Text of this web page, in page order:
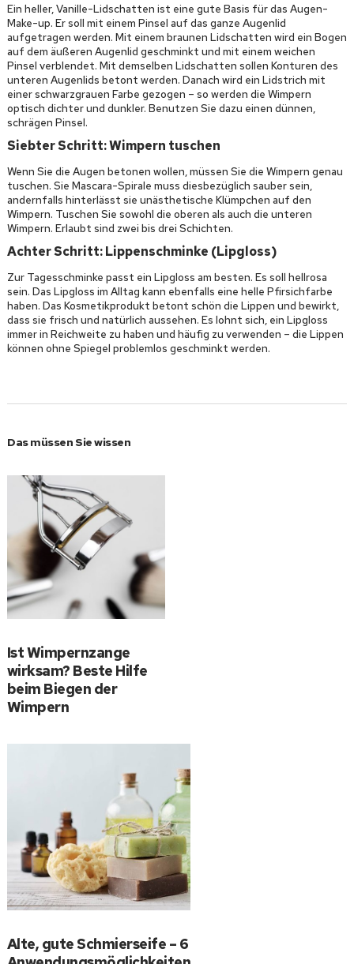
Ein heller, Vanille-Lidschatten ist eine gute Basis für das Augen-
Make-up. Er soll mit einem Pinsel auf das ganze Augenlid
aufgetragen werden. Mit einem braunen Lidschatten wird ein Bogen
auf dem äußeren Augenlid geschminkt und mit einem weichen
Pinsel verblendet. Mit demselben Lidschatten sollen Konturen des
unteren Augenlids betont werden. Danach wird ein Lidstrich mit
einer schwarzgrauen Farbe gezogen – so werden die Wimpern
optisch dichter und dunkler. Benutzen Sie dazu einen dünnen,
schrägen Pinsel.
Siebter Schritt: Wimpern tuschen
Wenn Sie die Augen betonen wollen, müssen Sie die Wimpern genau
tuschen. Sie Mascara-Spirale muss diesbezüglich sauber sein,
andernfalls hinterlässt sie unästhetische Klümpchen auf den
Wimpern. Tuschen Sie sowohl die oberen als auch die unteren
Wimpern. Erlaubt sind zwei bis drei Schichten.
Achter Schritt: Lippenschminke (Lipgloss)
Zur Tagesschminke passt ein Lipgloss am besten. Es soll hellrosa
sein. Das Lipgloss im Alltag kann ebenfalls eine helle Pfirsichfarbe
haben. Das Kosmetikprodukt betont schön die Lippen und bewirkt,
dass sie frisch und natürlich aussehen. Es lohnt sich, ein Lipgloss
immer in Reichweite zu haben und häufig zu verwenden – die Lippen
können ohne Spiegel problemlos geschminkt werden.
Das müssen Sie wissen
Ist Wimpernzange
wirksam? Beste Hilfe
beim Biegen der
Wimpern
Alte, gute Schmierseife – 6